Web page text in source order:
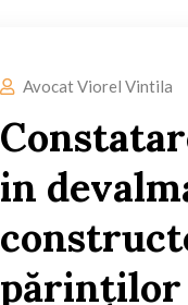
Avocat Viorel Vintila
in
părinţilor